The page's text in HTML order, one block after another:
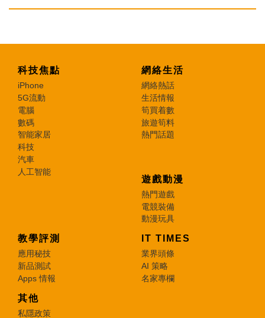
科技焦點
iPhone
5G流動
電腦
數碼
智能家居
科技
汽車
人工智能
網絡生活
網絡熱話
生活情報
筍買着數
旅遊筍料
熱門話題
遊戲動漫
熱門遊戲
電競裝備
動漫玩具
教學評測
應用秘技
新品測試
Apps 情報
IT TIMES
業界頭條
AI 策略
名家專欄
其他
私隱政策